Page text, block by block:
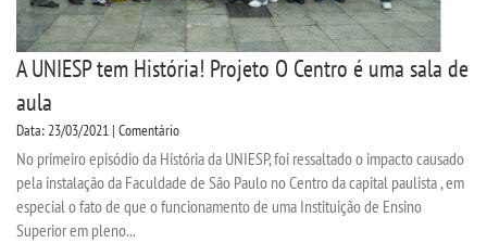
A UNIESP tem História! Projeto O Centro é uma sala de
aula
Data: 23/03/2021 | Comentário
No primeiro episódio da História da UNIESP, foi ressaltado o impacto causado
pela instalação da Faculdade de São Paulo no Centro da capital paulista , em
especial o fato de que o funcionamento de uma Instituição de Ensino
Superior em pleno...